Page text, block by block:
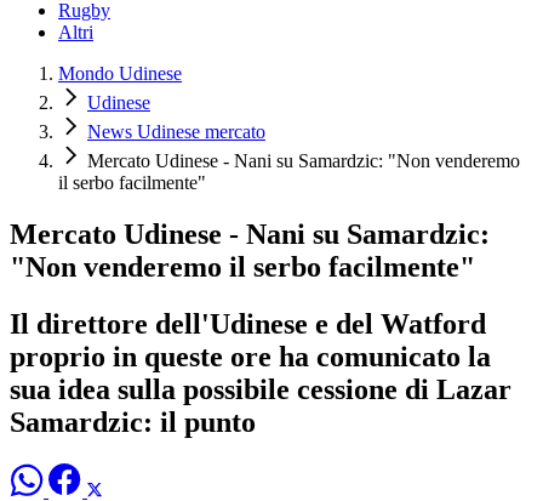
Rugby
Altri
Mondo Udinese
Udinese
News Udinese mercato
Mercato Udinese - Nani su Samardzic: "Non venderemo
il serbo facilmente"
Mercato Udinese - Nani su Samardzic:
"Non venderemo il serbo facilmente"
Il direttore dell'Udinese e del Watford
proprio in queste ore ha comunicato la
sua idea sulla possibile cessione di Lazar
Samardzic: il punto